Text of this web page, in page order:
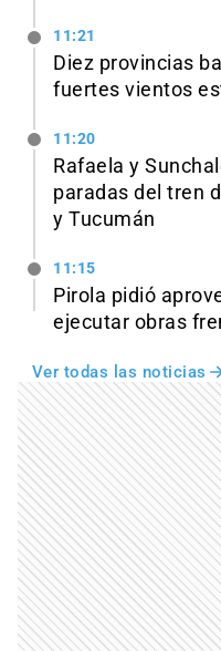
11:21
Diez provincias
fuertes vientos
11:20
Rafaela y
paradas del tren
y Tucumán
11:15
Pirola pidió
ejecutar obras
Ver todas las noticias